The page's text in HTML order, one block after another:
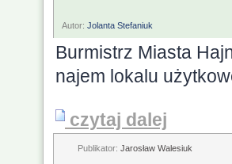
Autor: Jolanta Stefaniuk
Burmistrz Miasta
najem lokalu
czytaj dalej
Publikator: Jarosław Walesiuk